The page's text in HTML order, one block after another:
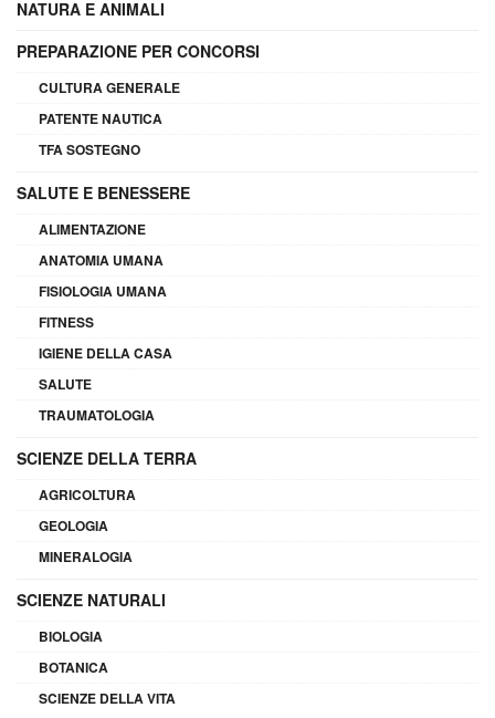
NATURA E ANIMALI
PREPARAZIONE PER CONCORSI
CULTURA GENERALE
PATENTE NAUTICA
TFA SOSTEGNO
SALUTE E BENESSERE
ALIMENTAZIONE
ANATOMIA UMANA
FISIOLOGIA UMANA
FITNESS
IGIENE DELLA CASA
SALUTE
TRAUMATOLOGIA
SCIENZE DELLA TERRA
AGRICOLTURA
GEOLOGIA
MINERALOGIA
SCIENZE NATURALI
BIOLOGIA
BOTANICA
SCIENZE DELLA VITA